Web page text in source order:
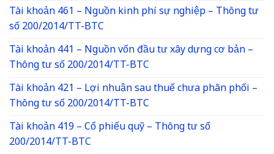
Tài khoản 461 – Nguồn kinh phí sự nghiệp – Thông tư
số 200/2014/TT-BTC
Tài khoản 441 – Nguồn vốn đầu tư xây dựng cơ bản –
Thông tư số 200/2014/TT-BTC
Tài khoản 421 – Lợi nhuận sau thuế chưa phân phối –
Thông tư số 200/2014/TT-BTC
Tài khoản 419 – Cổ phiếu quỹ – Thông tư số
200/2014/TT-BTC